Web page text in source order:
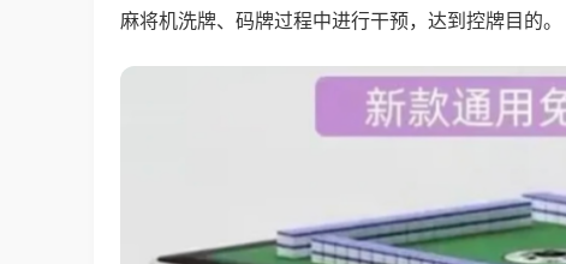
麻将机洗牌、码牌过程中进行干预，达到控牌目的。